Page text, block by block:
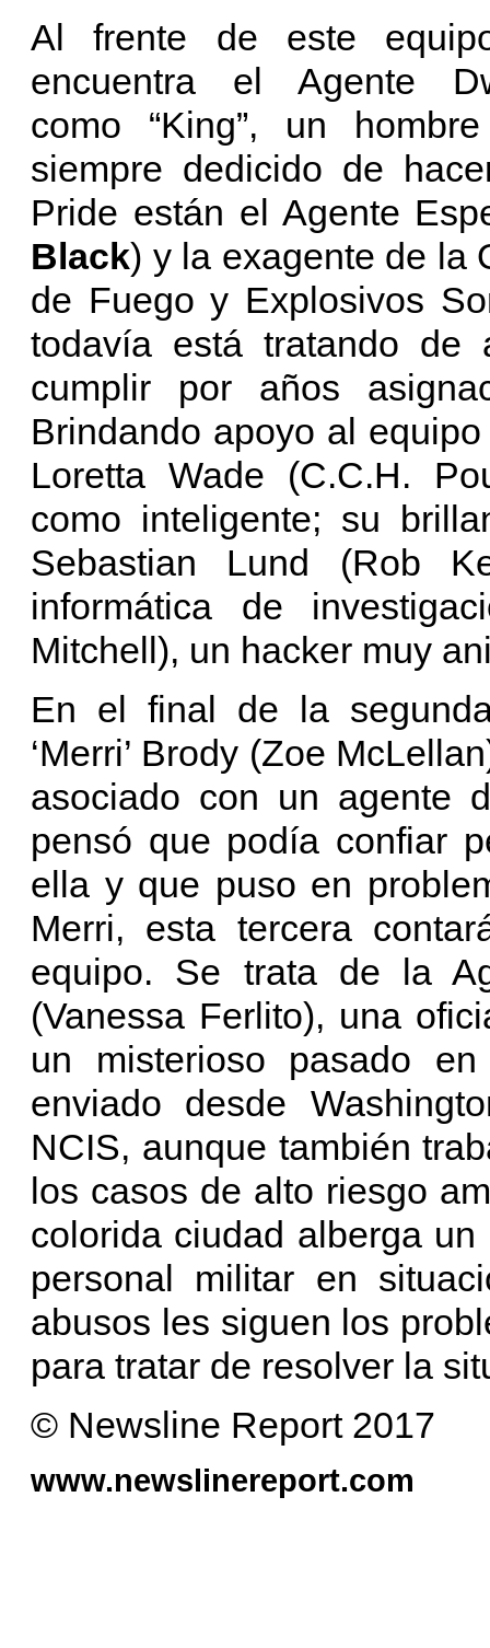
Al frente de este
encuentra el Agente
como “King”, un
siempre dedicido de
Pride están el Agente
Black) y la exagente de la
de Fuego y Explosivos
todavía está tratando de
cumplir por años
Brindando apoyo al
Loretta Wade (C.C.H.
como inteligente; su
Sebastian Lund (Rob
informática de
Mitchell), un hacker muy
En el final de la
‘Merri’ Brody (Zoe
asociado con un agente
pensó que podía confiar
ella y que puso en
Merri, esta tercera
equipo. Se trata de la
(Vanessa Ferlito), una
un misterioso pasado
enviado desde
NCIS, aunque también
los casos de alto riesgo
colorida ciudad alberga
personal militar en
abusos les siguen los
para tratar de resolver la
© Newsline Report 2017
www.newslinereport.com